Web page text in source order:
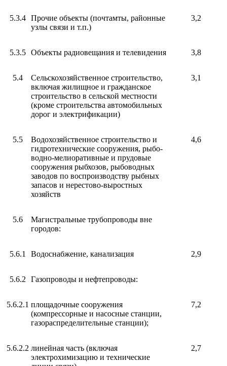
5.3.4
Прочие объекты (почтамты, районные
узлы связи и т.п.)
3,2
5.3.5 Объекты радиовещания и телевидения 3,8
5.4
Сельскохозяйственное строительство,
включая жилищное и гражданское
строительство в сельской местности
(кроме строительства автомобильных
дорог и электрификации)
3,1
5.5
Водохозяйственное строительство и
гидротехнические сооружения, рыбо-
водно-мелиоративные и прудовые
сооружения рыбхозов, рыбоводных
заводов по воспроизводству рыбных
запасов и нерестово-выростных
хозяйств
4,6
5.6
Магистральные трубопроводы вне
городов:
5.6.1 Водоснабжение, канализация 2,9
5.6.2 Газопроводы и нефтепроводы:
5.6.2.1 площадочные сооружения
(компрессорные и насосные станции,
газораспределительные станции);
7,2
5.6.2.2 линейная часть (включая
электрохимизацию и технические
2,7